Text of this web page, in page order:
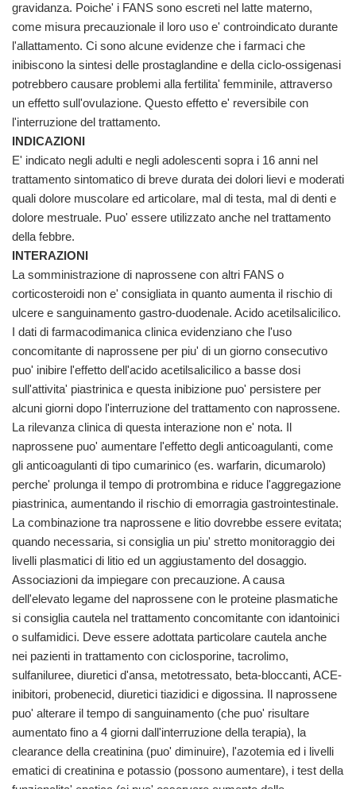
gravidanza. Poiche' i FANS sono escreti nel latte materno,
come misura precauzionale il loro uso e' controindicato durante
l'allattamento. Ci sono alcune evidenze che i farmaci che
inibiscono la sintesi delle prostaglandine e della ciclo-ossigenasi
potrebbero causare problemi alla fertilita' femminile, attraverso
un effetto sull'ovulazione. Questo effetto e' reversibile con
l'interruzione del trattamento.
INDICAZIONI
E' indicato negli adulti e negli adolescenti sopra i 16 anni nel
trattamento sintomatico di breve durata dei dolori lievi e moderati
quali dolore muscolare ed articolare, mal di testa, mal di denti e
dolore mestruale. Puo' essere utilizzato anche nel trattamento
della febbre.
INTERAZIONI
La somministrazione di naprossene con altri FANS o
corticosteroidi non e' consigliata in quanto aumenta il rischio di
ulcere e sanguinamento gastro-duodenale. Acido acetilsalicilico.
I dati di farmacodimanica clinica evidenziano che l'uso
concomitante di naprossene per piu' di un giorno consecutivo
puo' inibire l'effetto dell'acido acetilsalicilico a basse dosi
sull'attivita' piastrinica e questa inibizione puo' persistere per
alcuni giorni dopo l'interruzione del trattamento con naprossene.
La rilevanza clinica di questa interazione non e' nota. Il
naprossene puo' aumentare l'effetto degli anticoagulanti, come
gli anticoagulanti di tipo cumarinico (es. warfarin, dicumarolo)
perche' prolunga il tempo di protrombina e riduce l'aggregazione
piastrinica, aumentando il rischio di emorragia gastrointestinale.
La combinazione tra naprossene e litio dovrebbe essere evitata;
quando necessaria, si consiglia un piu' stretto monitoraggio dei
livelli plasmatici di litio ed un aggiustamento del dosaggio.
Associazioni da impiegare con precauzione. A causa
dell'elevato legame del naprossene con le proteine plasmatiche
si consiglia cautela nel trattamento concomitante con idantoinici
o sulfamidici. Deve essere adottata particolare cautela anche
nei pazienti in trattamento con ciclosporine, tacrolimo,
sulfaniluree, diuretici d'ansa, metotressato, beta-bloccanti, ACE-
inibitori, probenecid, diuretici tiazidici e digossina. Il naprossene
puo' alterare il tempo di sanguinamento (che puo' risultare
aumentato fino a 4 giorni dall'interruzione della terapia), la
clearance della creatinina (puo' diminuire), l'azotemia ed i livelli
ematici di creatinina e potassio (possono aumentare), i test della